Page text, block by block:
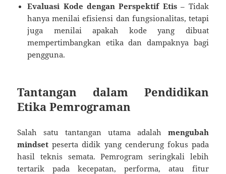
Evaluasi Kode dengan Perspektif Etis– Tidak
hanya menilai efisiensi dan fungsionalitas, tetapi
juga menilai apakah kode yang dibuat
mempertimbangkan etika dan dampaknya bagi
pengguna.
Tantangan dalam Pendidikan
Etika Pemrograman
Salah satu tantangan utama adalah mengubah
mindset peserta didik yang cenderung fokus pada
hasil teknis semata. Pemrogram seringkali lebih
tertarik pada kecepatan, performa, atau fitur